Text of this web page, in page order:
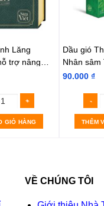
Lăng
trợ nâng
GIỎ HÀNG
Dầu gió
Nhân sâm
(Hộp 1
90.000 ₫
THÊM
VỀ CHÚNG TÔI